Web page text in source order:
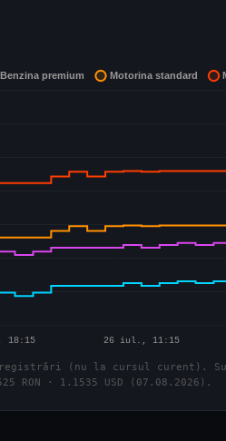
(nu la cursul curent).
RON · 1.1535 USD (07.08.2026).